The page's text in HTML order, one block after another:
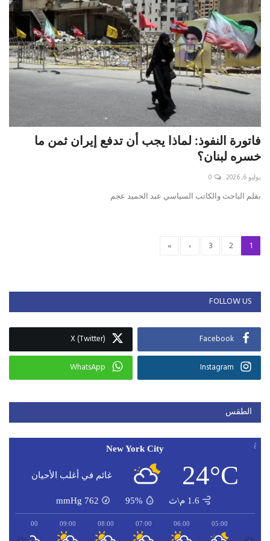
فاتورة النفوذ: لماذا يجب أن تدفع إيران ثمن ما
خسره لبنان؟
يوليو 6, 2026 0
بقلم الباحث والكاتب السياسي عبد الحميد عجم
1
2
3
›
»
FOLLOW US
Facebook
X (Twitter)
Instagram
WhatsApp
الطقس
New York City
24°C غائم في أغلب الأحيان
1.6 م\ث 95%
762
mmHg
05:00
06:00
07:00
08:00
09:00
10:00